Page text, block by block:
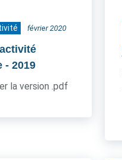
février 2020
- 2019
la version .pdf